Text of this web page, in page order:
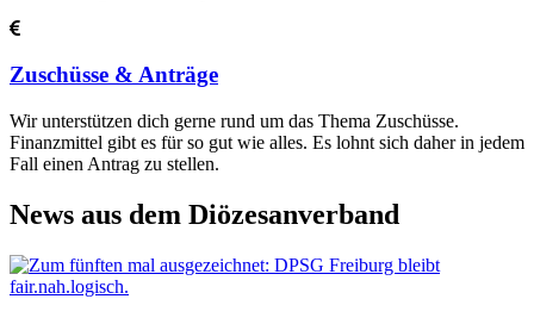
Zuschüsse & Anträge
Wir unterstützen dich gerne rund um das Thema Zuschüsse.
Finanzmittel gibt es für so gut wie alles. Es lohnt sich daher in jedem
Fall einen Antrag zu stellen.
News aus dem Diözesanverband